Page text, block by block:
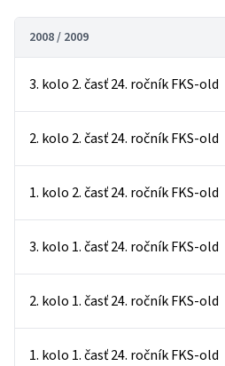
2008 / 2009
3. kolo 2. časť 24. ročník FKS-old
2. kolo 2. časť 24. ročník FKS-old
1. kolo 2. časť 24. ročník FKS-old
3. kolo 1. časť 24. ročník FKS-old
2. kolo 1. časť 24. ročník FKS-old
1. kolo 1. časť 24. ročník FKS-old